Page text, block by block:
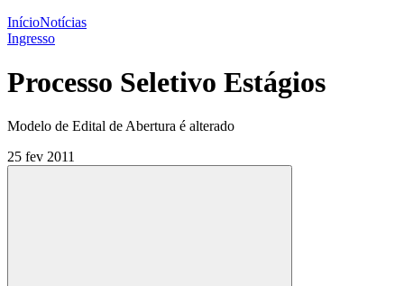
InícioNotícias
Ingresso
Processo Seletivo Estágios
Modelo de Edital de Abertura é alterado
25 fev 2011